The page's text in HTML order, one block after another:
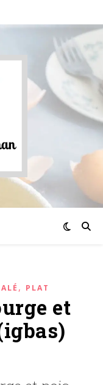
, PLAT
et